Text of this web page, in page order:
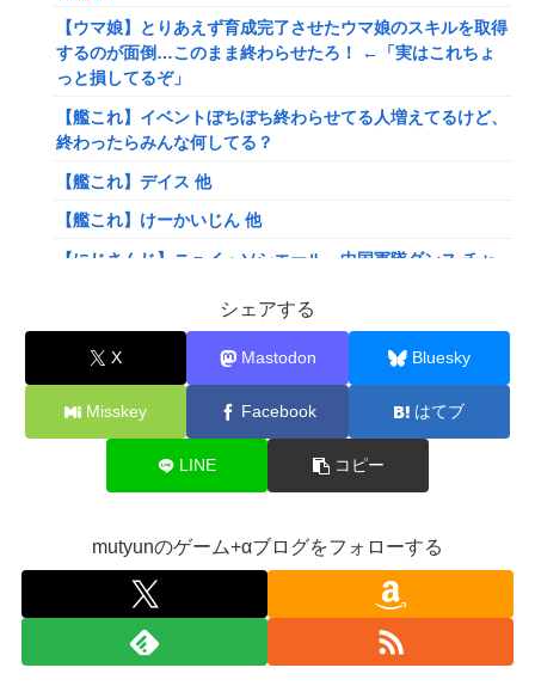
【ウマ娘】とりあえず育成完了させたウマ娘のスキルを取得
するのが面倒…このまま終わらせたろ！ ←「実はこれちょ
っと損してるぞ」
【艦これ】イベントぼちぼち終わらせてる人増えてるけど、
終わったらみんな何してる？
【艦これ】デイス 他
【艦これ】けーかいじん 他
【にじさんじ】ニュイ・ソシエール、中国軍隊ダンス チャ
【にじさんじ】ひゃくまんてんばらサロメちゃんおまんが
「安心と引き換えに」
【VTuber】ばあちゃる、引退を発表 8月9日の誕生日配信
で詳細を説明「ずっと続けられなくて本当にごめんなさい」
【8/9(日)15:00】
可愛すぎるおむすび屋さん（28）、新店舗に4000万円クラ
【速報】ワンピースの「世界に5種しかない飛行能力」発言
の謎が解けるWWW
ホリエモン「面接でさ、納豆パックの薄いフィルムって何の
ために入っていの？って聞くわけ」
シェアする
X Mastodon Bluesky
Misskey Facebook はてブ
LINE コピー
mutyunのゲーム+αブログをフォローする